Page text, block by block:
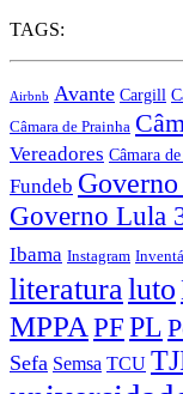
TAGS:
Airbnb Avante Cargill
Câmara de Prainha
Vereadores Câmara
Fundeb
Governo Lula
Ibama Instagram
literatura luto
MPPA PFPL
Sefa Semsa TCU